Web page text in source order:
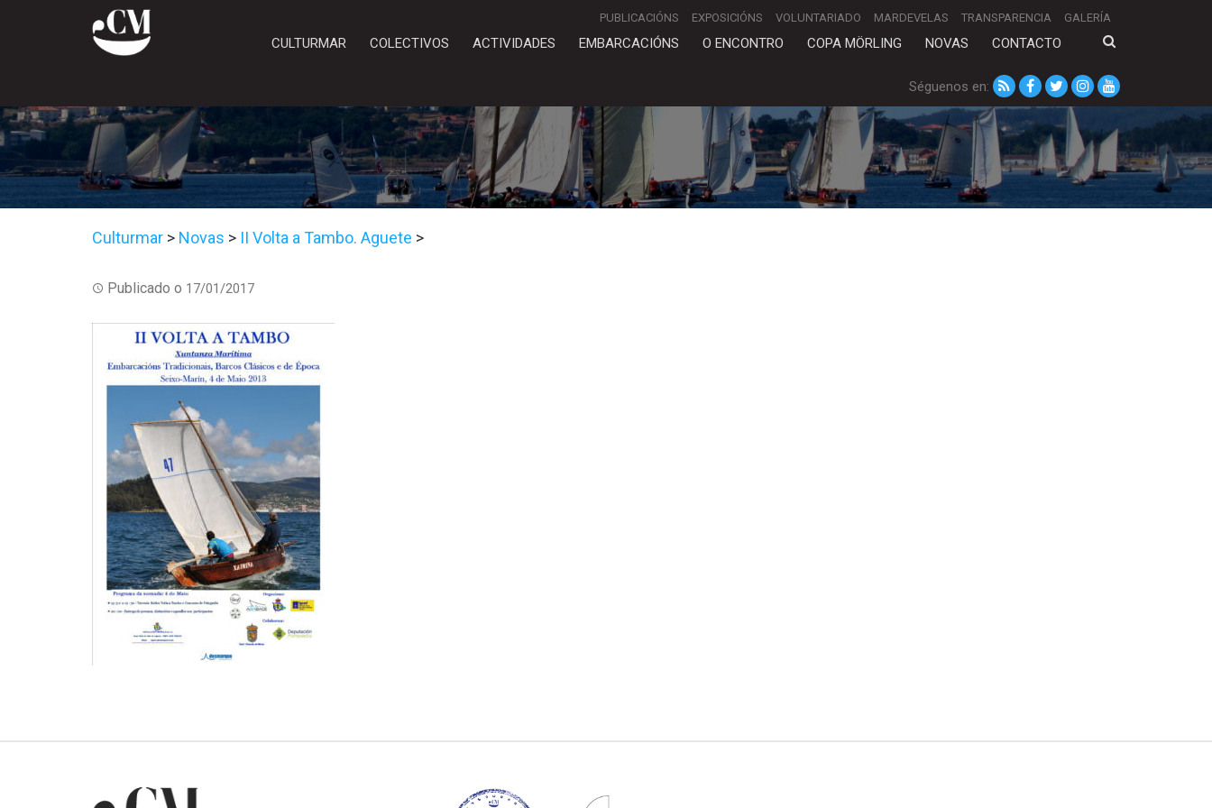
PUBLICACIÓNS EXPOSICIÓNS VOLUNTARIADO MARDEVELAS TRANSPARENCIA GALERÍA
CULTURMAR COLECTIVOS ACTIVIDADES EMBARCACIÓNS O ENCONTRO COPA MÖRLING NOVAS CONTACTO
Séguenos en:
Culturmar > Novas > II Volta a Tambo. Aguete >
Publicado o 17/01/2017